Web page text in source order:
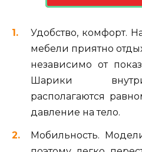
Удобство, комфорт.
мебели приятно
независимо от
Шарики
располагаются
давление на тело.
Мобильность.